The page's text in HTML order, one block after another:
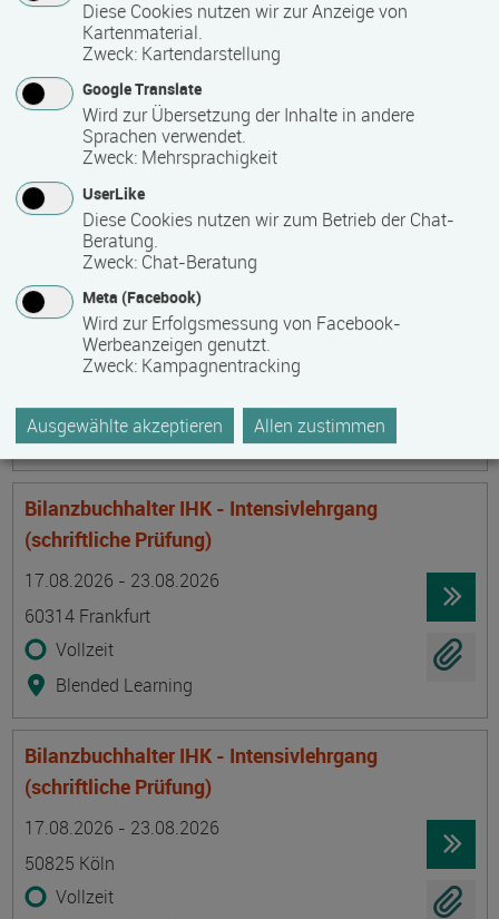
Ökonomische Grundkenntnisse:
Zusammenhänge verstehen - betrieblich aktiv
werden!
Termin
17.08.2026 - 21.08.2026
Ort
13595 Berlin
Zeitmuster
Vollzeit
Lehr- und Lernform
Präsenzveranstaltung
Keramik, Yoga und Mee(h)r
Termin
17.08.2026 - 21.08.2026
Ort
17509 Lubmin
Zeitmuster
Vollzeit
Lehr- und Lernform
Präsenzveranstaltung
Bilanzbuchhalter IHK - Intensivlehrgang
(schriftliche Prüfung)
17.08.2026 - 23.08.2026
60314 Frankfurt
Vollzeit
Blended Learning
Bilanzbuchhalter IHK - Intensivlehrgang
(schriftliche Prüfung)
17.08.2026 - 23.08.2026
50825 Köln
Vollzeit
Diese Cookies nutzen wir zur Anzeige von
Kartenmaterial.
Zweck: Kartendarstellung
Google Translate
Wird zur Übersetzung der Inhalte in andere
Sprachen verwendet.
Zweck: Mehrsprachigkeit
UserLike
Diese Cookies nutzen wir zum Betrieb der Chat-
Beratung.
Zweck: Chat-Beratung
Meta (Facebook)
Wird zur Erfolgsmessung von Facebook-
Werbeanzeigen genutzt.
Zweck: Kampagnentracking
Ausgewählte akzeptieren Allen zustimmen